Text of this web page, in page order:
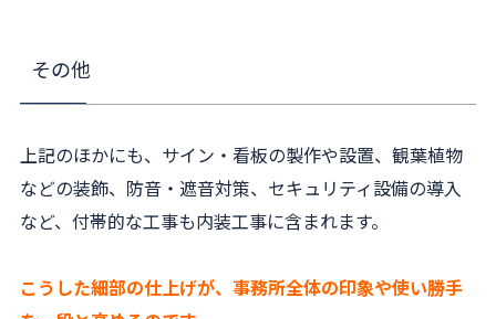
その他
上記のほかにも、サイン・看板の製作や設置、観葉植物
などの装飾、防音・遮音対策、セキュリティ設備の導入
など、付帯的な工事も内装工事に含まれます。
こうした細部の仕上げが、事務所全体の印象や使い勝手